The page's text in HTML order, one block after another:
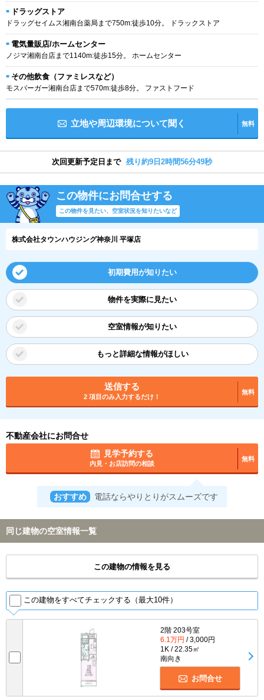
ドラッグストア
ドラッグセイムス湘南台薬局まで750m:徒歩10分。 ドラックストア
電気量販店/ホームセンター
ノジマ湘南台店まで1140m:徒歩15分。 ホームセンター
その他飲食（ファミレスなど）
モスバーガー湘南台店まで570m:徒歩8分。 ファストフード
立地や周辺環境について聞く 無料
次回更新予定日まで 残り約9日2時間56分49秒
この物件にお問合せする
この物件を見たい、空室状況を知りたいなど
株式会社タウンハウジング神奈川 平塚店
初期費用が知りたい
物件を実際に見たい
空室情報が知りたい
もっと詳細な情報がほしい
送信する
2 項目のみ入力するだけ！
無料
不動産会社にお問合せ
見学予約する
内見・お店訪問の相談
無料
おすすめ 電話ならやりとりがスムーズです
同じ建物の空室情報一覧
この建物の情報を見る
この建物をすべてチェックする（最大10件）
2階 203号室
6.1万円 / 3,000円
1K / 22.35㎡
南向き
お問合せ